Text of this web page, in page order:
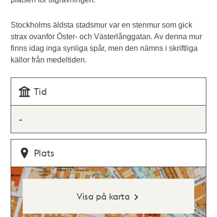
Stockholms äldsta stadsmur var en stenmur som gick
strax ovanför Öster- och Västerlånggatan. Av denna mur
finns idag inga synliga spår, men den nämns i skriftliga
källor från medeltiden.
Tid
-
Plats
Visa på karta